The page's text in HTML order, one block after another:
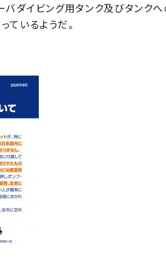
ダイビング用タンク及びタンク
いるようだ。